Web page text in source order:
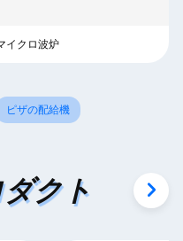
イクロ波炉
ピザの配給機
クト